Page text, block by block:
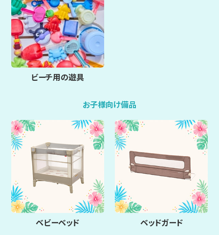
ビーチ用の遊具
お子様向け備品
ベビーベッド
ベッドガード